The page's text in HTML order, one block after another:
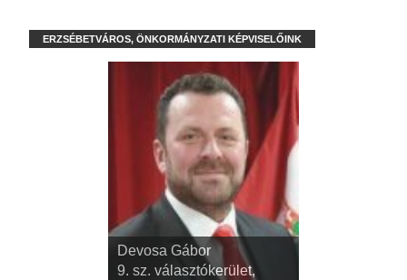
ERZSÉBETVÁROS, ÖNKORMÁNYZATI KÉPVISELŐINK
dr. Kispál Tibor
3. sz. választókerület,
Devosa Gábor
9. sz. választókerület,